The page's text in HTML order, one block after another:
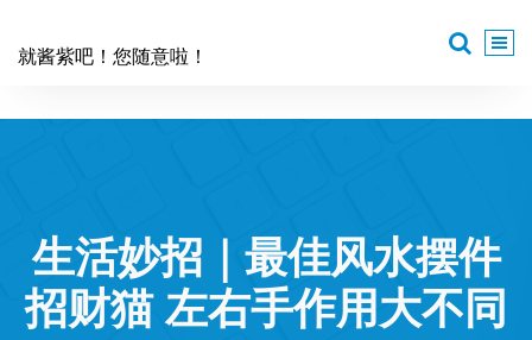
就酱紫吧！您随意啦！
生活妙招｜最佳风水摆件
招财猫 左右手作用大不同